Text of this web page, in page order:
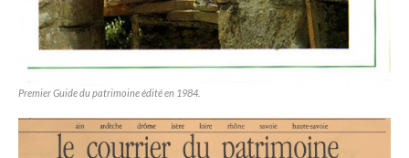
Premier Guide du patrimoine édité en 1984.